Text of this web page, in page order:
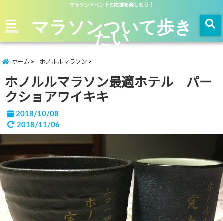
マラソンイベントの応援を楽しもう！
menu マラソンついて歩き
たい
ホーム ホノルルマラソン
ホノルルマラソン最適ホテル パー
クショアワイキキ
2018/10/08
2018/11/06